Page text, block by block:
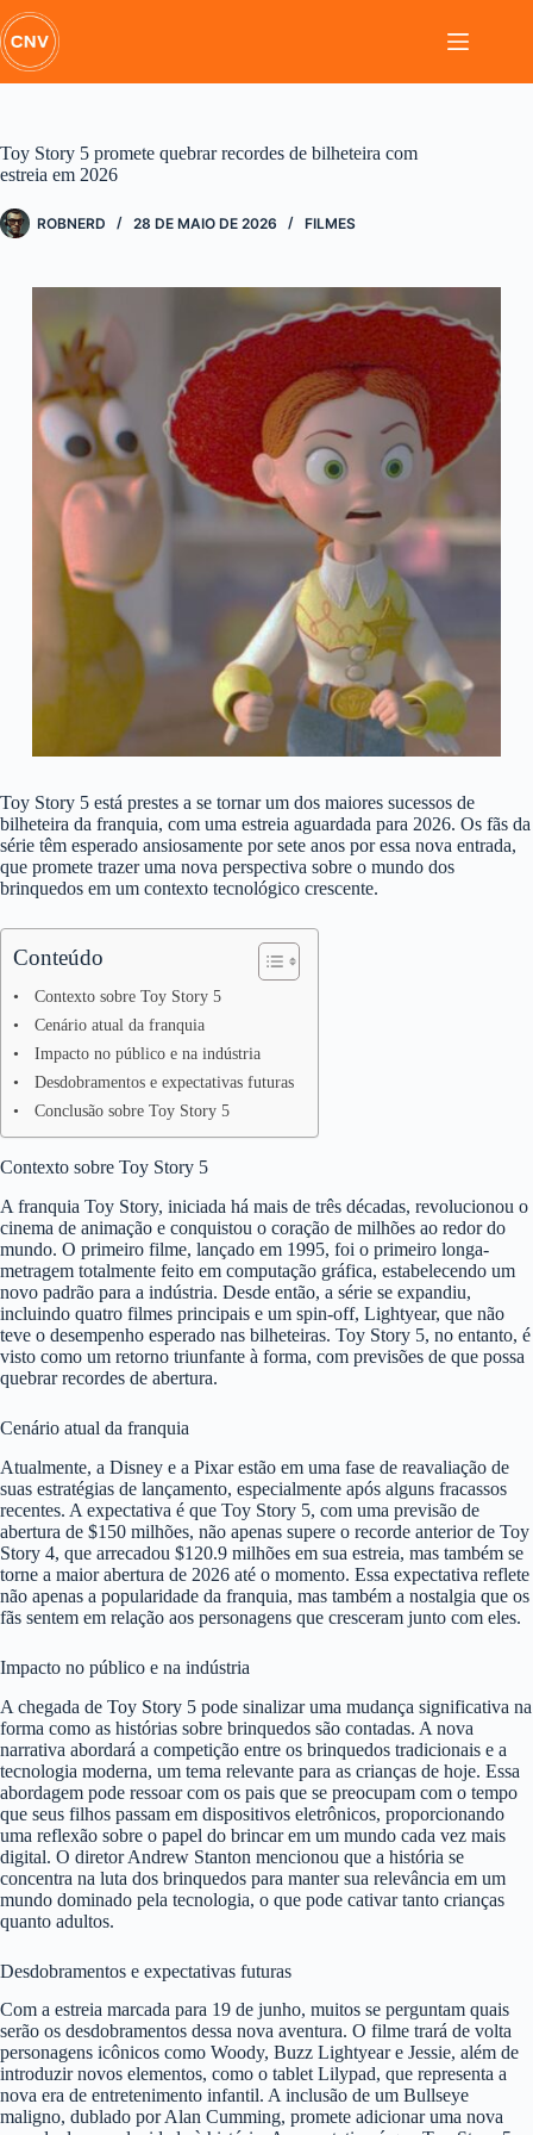
Pular
para
o
conteúdo
Toy Story 5 promete quebrar recordes de bilheteira com
estreia em 2026
ROBNERD 28 DE MAIO DE 2026 FILMES
Toy Story 5 está prestes a se tornar um dos maiores sucessos de
bilheteira da franquia, com uma estreia aguardada para 2026. Os fãs da
série têm esperado ansiosamente por sete anos por essa nova entrada,
que promete trazer uma nova perspectiva sobre o mundo dos
brinquedos em um contexto tecnológico crescente.
Conteúdo
Contexto sobre Toy Story 5
Cenário atual da franquia
Impacto no público e na indústria
Desdobramentos e expectativas futuras
Conclusão sobre Toy Story 5
Contexto sobre Toy Story 5
A franquia Toy Story, iniciada há mais de três décadas, revolucionou o
cinema de animação e conquistou o coração de milhões ao redor do
mundo. O primeiro filme, lançado em 1995, foi o primeiro longa-
metragem totalmente feito em computação gráfica, estabelecendo um
novo padrão para a indústria. Desde então, a série se expandiu,
incluindo quatro filmes principais e um spin-off, Lightyear, que não
teve o desempenho esperado nas bilheteiras. Toy Story 5, no entanto, é
visto como um retorno triunfante à forma, com previsões de que possa
quebrar recordes de abertura.
Cenário atual da franquia
Atualmente, a Disney e a Pixar estão em uma fase de reavaliação de
suas estratégias de lançamento, especialmente após alguns fracassos
recentes. A expectativa é que Toy Story 5, com uma previsão de
abertura de $150 milhões, não apenas supere o recorde anterior de Toy
Story 4, que arrecadou $120.9 milhões em sua estreia, mas também se
torne a maior abertura de 2026 até o momento. Essa expectativa reflete
não apenas a popularidade da franquia, mas também a nostalgia que os
fãs sentem em relação aos personagens que cresceram junto com eles.
Impacto no público e na indústria
A chegada de Toy Story 5 pode sinalizar uma mudança significativa na
forma como as histórias sobre brinquedos são contadas. A nova
narrativa abordará a competição entre os brinquedos tradicionais e a
tecnologia moderna, um tema relevante para as crianças de hoje. Essa
abordagem pode ressoar com os pais que se preocupam com o tempo
que seus filhos passam em dispositivos eletrônicos, proporcionando
uma reflexão sobre o papel do brincar em um mundo cada vez mais
digital. O diretor Andrew Stanton mencionou que a história se
concentra na luta dos brinquedos para manter sua relevância em um
mundo dominado pela tecnologia, o que pode cativar tanto crianças
quanto adultos.
Desdobramentos e expectativas futuras
Com a estreia marcada para 19 de junho, muitos se perguntam quais
serão os desdobramentos dessa nova aventura. O filme trará de volta
personagens icônicos como Woody, Buzz Lightyear e Jessie, além de
introduzir novos elementos, como o tablet Lilypad, que representa a
nova era de entretenimento infantil. A inclusão de um Bullseye
maligno, dublado por Alan Cumming, promete adicionar uma nova